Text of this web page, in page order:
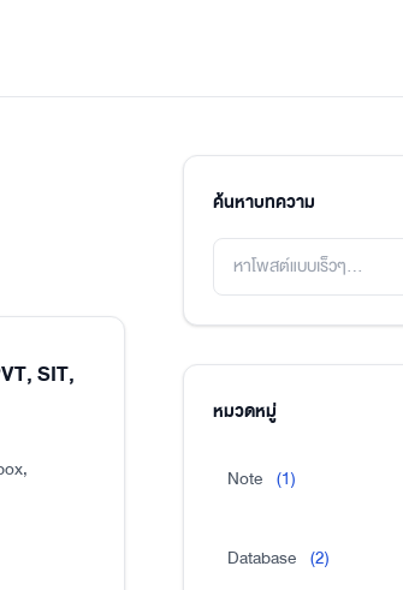
SIT,
ค้นหาบทความ
หมวดหมู่
Note (1)
Database (2)